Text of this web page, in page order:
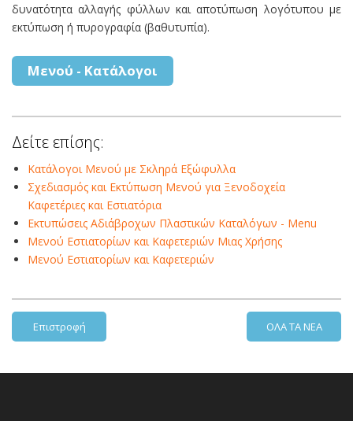
δυνατότητα αλλαγής φύλλων και αποτύπωση λογότυπου με
εκτύπωση ή πυρογραφία (βαθυτυπία).
Μενού - Κατάλογοι
Δείτε επίσης:
Κατάλογοι Μενού με Σκληρά Εξώφυλλα
Σχεδιασμός και Εκτύπωση Μενού για Ξενοδοχεία
Καφετέριες και Εστιατόρια
Εκτυπώσεις Αδιάβροχων Πλαστικών Καταλόγων - Menu
Μενού Εστιατορίων και Καφετεριών Μιας Χρήσης
Μενού Εστιατορίων και Καφετεριών
Επιστροφή ΟΛΑ ΤΑ ΝΕΑ